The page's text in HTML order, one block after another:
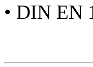
• DIN EN